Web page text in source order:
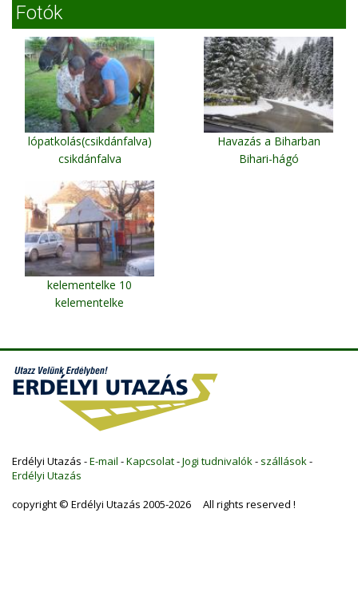
Fotók
lópatkolás(csikdánfalva)
csikdánfalva
Havazás a Biharban
Bihari-hágó
kelementelke 10
kelementelke
Erdélyi Utazás -E-mail -Kapcsolat-Jogi tudnivalók - szállások -
Erdélyi Utazás
copyright © Erdélyi Utazás 2005-2026 All rights reserved !